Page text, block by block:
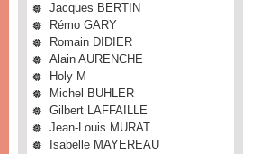
Jacques BERTIN
Rémo GARY
Romain DIDIER
Alain AURENCHE
Holy M
Michel BUHLER
Gilbert LAFFAILLE
Jean-Louis MURAT
Isabelle MAYEREAU